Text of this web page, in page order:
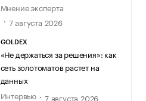
Мнение эксперта
7 августа 2026
GOLDEX
«Не держаться за решения»: как
сеть золотоматов растет на
данных
Интервью
7 августа 2026